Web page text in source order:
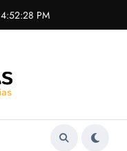
4:52:28 PM